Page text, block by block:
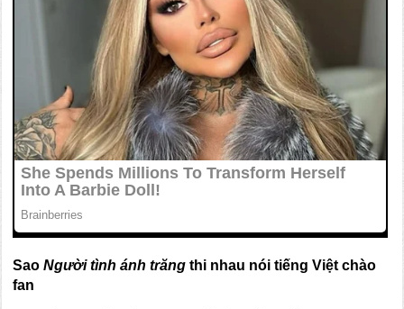
SaoNgười tình ánh trăng thi nhau nói tiếng Việt chào
fan